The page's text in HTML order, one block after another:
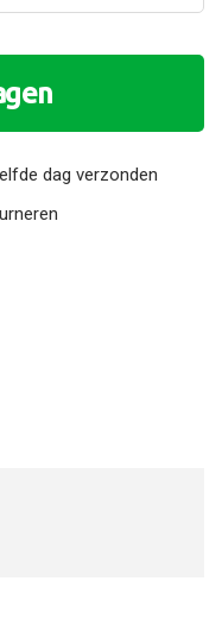
dag verzonden